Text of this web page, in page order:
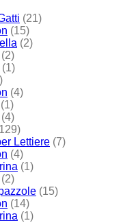
(21)
(15)
(2)
(2)
(1)
(4)
(1)
(4)
Lettiere (7)
(4)
(1)
(2)
(15)
(14)
(1)